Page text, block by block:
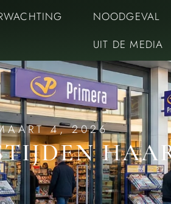
NOODGEVAL
UIT DE MEDIA
4, 2026